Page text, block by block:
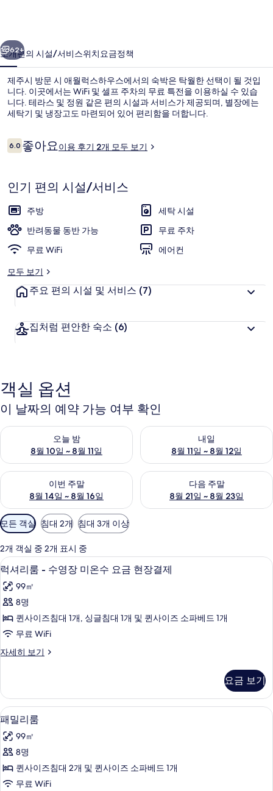
의
사
진
갤
리
다음
62+
소개편의 시설/서비스위치요금정책
제주시 방문 시 애월럭스하우스에서의 숙박은 탁월한 선택이 될 것입
니다. 이곳에서는 WiFi 및 셀프 주차의 무료 특전을 이용하실 수 있습
니다. 테라스 및 정원 같은 편의 시설과 서비스가 제공되며, 별장에는
세탁기 및 냉장고도 마련되어 있어 편리함을 더합니다.
이
용
기
6.010점 만점 중 6.0점.
좋아요이용 후기 2개 모두 보기
인기 편의 시설/서비스
주방
세탁 시설
반려동물 동반 가능
무료 주차
무료 WiFi
에어컨
모두 보기
주요 편의 시설 및 서비스 (7)
집처럼 편안한 숙소 (6)
객실 옵션
이 날짜의 예약 가능 여부 확인
오늘 밤
8월 10일 ~ 8월 11일
오늘 밤 예약 가능 여부 확인, 8월 10일 ~ 8월 11일
내일
8월 11일 ~ 8월 12일
내일 예약 가능 여부 확인, 8월
이번 주말
8월 14일 ~ 8월 16일
이번 주말 예약 가능 여부 확인, 8월 14일 ~ 8월 16일
다음 주말
8월 21일 ~ 8월 23일
다음 주말 예약 가능 여부 확인
객
실
에
사
용
가
능
한
터
모든 객실 침대 2개 침대 3개 이상
2개 객실 중 2개 표시 중
럭
셔
리
룸
-
수
영
미
온
수
요
금
현
장
13
럭셔리룸 - 수영장 미온수 요금 현장결제
99㎡
8명
퀸사이즈침대 1개, 싱글침대 1개 및 퀸사이즈 소파베드 1개
무료 WiFi
자세히 보기
럭
-
수
영
장
미
온
요
금
요금 보기
패
밀
리
룸
사
13
패밀리룸
99㎡
8명
퀸사이즈침대 2개 및 퀸사이즈 소파베드 1개
무료 WiFi